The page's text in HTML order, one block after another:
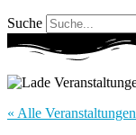
Suche
« Alle Veranstaltungen